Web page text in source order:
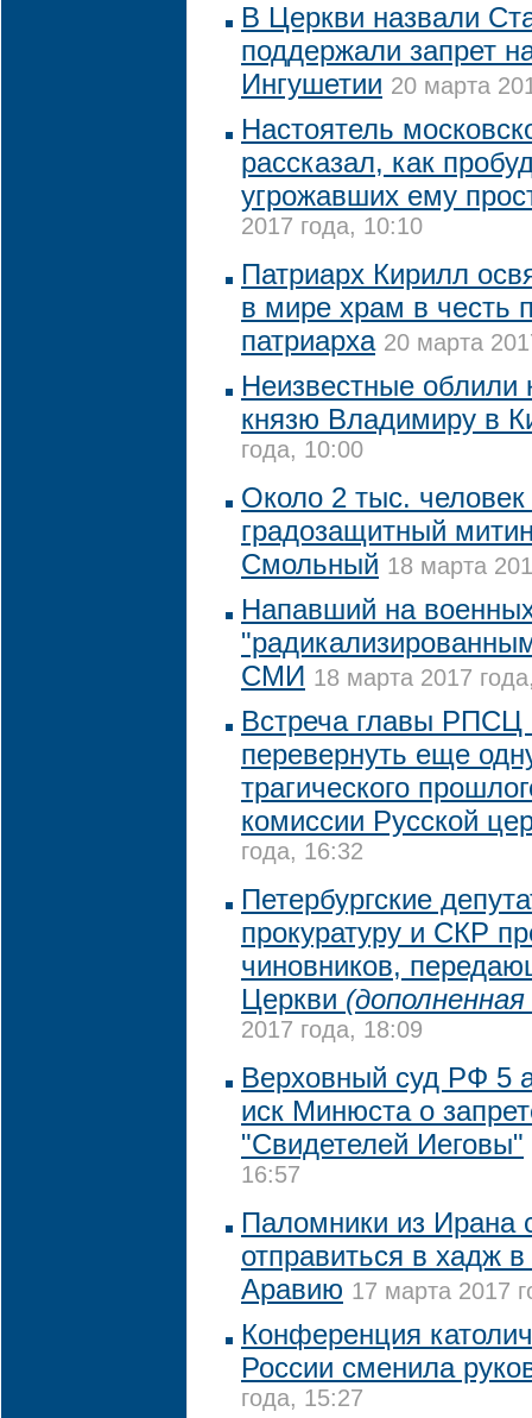
В Церкви назвали
поддержали запрет
Ингушетии 20 марта
Настоятель
рассказал, как
угрожавших ему
2017 года, 10:10
Патриарх Кирилл
в мире храм в честь
патриарха 20 марта
Неизвестные облили
князю Владимиру в
года, 10:00
Около 2 тыс.
градозащитный
Смольный 18 марта
Напавший на
СМИ 18 марта 2017
Встреча главы
перевернуть еще
трагического
комиссии Русской
года, 16:32
Петербургские
прокуратуру и СКР
чиновников,
Церкви
2017 года, 18:09
Верховный суд РФ 5
иск Минюста о
"Свидетелей Иеговы"
16:57
Паломники из Ирана
отправиться в хадж
Аравию 17 марта 2017
Конференция
России сменила
года, 15:27